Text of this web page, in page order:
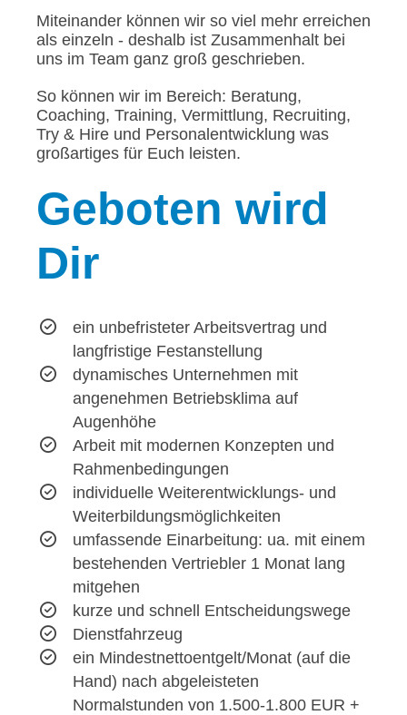
Miteinander können wir so viel mehr erreichen
als einzeln - deshalb ist Zusammenhalt bei
uns im Team ganz groß geschrieben.
So können wir im Bereich: Beratung,
Coaching, Training, Vermittlung, Recruiting,
Try & Hire und Personalentwicklung was
großartiges für Euch leisten.
Geboten wird
Dir
ein unbefristeter Arbeitsvertrag und
langfristige Festanstellung
dynamisches Unternehmen mit
angenehmen Betriebsklima auf
Augenhöhe
Arbeit mit modernen Konzepten und
Rahmenbedingungen
individuelle Weiterentwicklungs- und
Weiterbildungsmöglichkeiten
umfassende Einarbeitung: ua. mit einem
bestehenden Vertriebler 1 Monat lang
mitgehen
kurze und schnell Entscheidungswege
Dienstfahrzeug
ein Mindestnettoentgelt/Monat (auf die
Hand) nach abgeleisteten
Normalstunden von 1.500-1.800 EUR +